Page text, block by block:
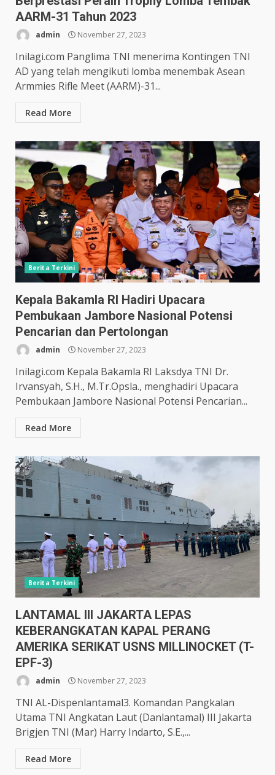
AARM-31 Tahun 2023
admin November 27, 2023
Inilagi.com Panglima TNI menerima Kontingen TNI
AD yang telah mengikuti lomba menembak Asean
Armmies Rifle Meet (AARM)-31...
Read More
Berita Terkini
Kepala Bakamla RI Hadiri Upacara
Pembukaan Jambore Nasional Potensi
Pencarian dan Pertolongan
admin November 27, 2023
Inilagi.com Kepala Bakamla RI Laksdya TNI Dr.
Irvansyah, S.H., M.Tr.Opsla., menghadiri Upacara
Pembukaan Jambore Nasional Potensi Pencarian...
Read More
Berita Terkini
LANTAMAL III JAKARTA LEPAS
KEBERANGKATAN KAPAL PERANG
AMERIKA SERIKAT USNS MILLINOCKET (T-
EPF-3)
admin November 27, 2023
TNI AL-Dispenlantamal3. Komandan Pangkalan
Utama TNI Angkatan Laut (Danlantamal) III Jakarta
Brigjen TNI (Mar) Harry Indarto, S.E.,...
Read More